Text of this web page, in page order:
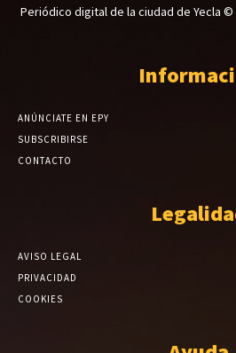
Periódico digital de la ciudad de Yecla ©
ANÚNCIATE EN EPY
SUBSCRIBIRSE
CONTACTO
AVISO LEGAL
PRIVACIDAD
COOKIES